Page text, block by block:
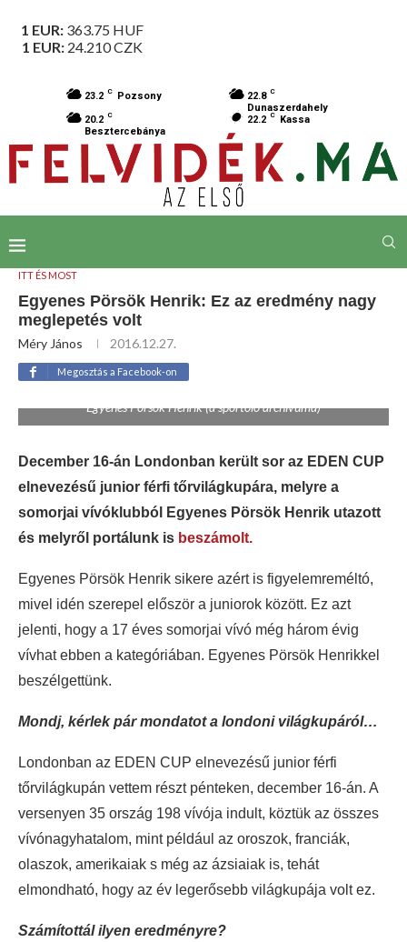
1 EUR: 363.75 HUF
1 EUR: 24.210CZK
23.2 C Pozsony 22.8 C
Dunaszerdahely
20.2 C
Besztercebánya
22.2 C Kassa
ITT ÉS MOST
Egyenes Pörsök Henrik: Ez az eredmény nagy
meglepetés volt
Méry János 2016.12.27.
Megosztás a Facebook-on
Egyenes Pörsök Henrik (a sportoló archívuma)
December 16-án Londonban került sor az EDEN CUP
elnevezésű junior férfi tőrvilágkupára, melyre a
somorjai vívóklubból Egyenes Pörsök Henrik utazott
és melyről portálunk is beszámolt.
Egyenes Pörsök Henrik sikere azért is figyelemreméltó,
mivel idén szerepel először a juniorok között. Ez azt
jelenti, hogy a 17 éves somorjai vívó még három évig
vívhat ebben a kategóriában. Egyenes Pörsök Henrikkel
beszélgettünk.
Mondj, kérlek pár mondatot a londoni világkupáról…
Londonban az EDEN CUP elnevezésű junior férfi
tőrvilágkupán vettem részt pénteken, december 16-án. A
versenyen 35 ország 198 vívója indult, köztük az összes
vívónagyhatalom, mint például az oroszok, franciák,
olaszok, amerikaiak s még az ázsiaiak is, tehát
elmondható, hogy az év legerősebb világkupája volt ez.
Számítottál ilyen eredményre?